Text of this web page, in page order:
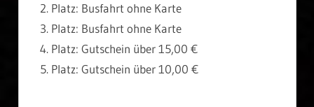
Platz: Busfahrt ohne Karte
Platz: Busfahrt ohne Karte
Platz: Gutschein über 15,00 €
Platz: Gutschein über 10,00 €